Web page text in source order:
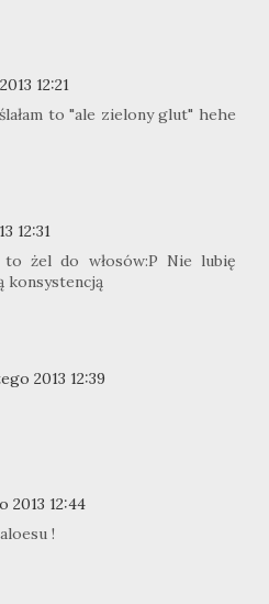
12:21
to "ale zielony glut" hehe
12:31
to żel do włosów:P Nie lubię
konsystencją
2013 12:39
2013 12:44
!